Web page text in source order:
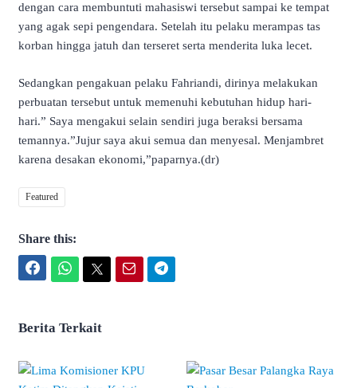
dengan cara membuntuti mahasiswi tersebut sampai ke tempat
yang agak sepi pengendara. Setelah itu pelaku merampas tas
korban hingga jatuh dan terseret serta menderita luka lecet.
Sedangkan pengakuan pelaku Fahriandi, dirinya melakukan
perbuatan tersebut untuk memenuhi kebutuhan hidup hari-
hari.” Saya mengakui selain sendiri juga beraksi bersama
temannya.”Jujur saya akui semua dan menyesal. Menjambret
karena desakan ekonomi,”paparnya.(dr)
Featured
Share this:
Berita Terkait